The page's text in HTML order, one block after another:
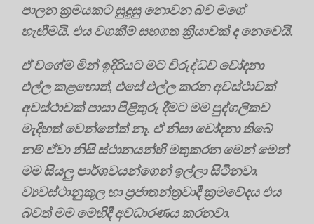
පාලන ක්‍රමයකට සුදුසු නොවන බව මගේ
හැඟීමයි. එය වගකීම් සහගත ක්‍රියාවක් ද නෙවෙයි.
ඒ වගේම මින් ඉදිරියට මට විරුද්ධව චෝදනා
එල්ල කළහොත්, එසේ එල්ල කරන අවස්ථාවක්
අවස්ථාවක් පාසා පිළිතුරු දීමට මම පුද්ගලිකව
මැදිහත් වෙන්නේත් නෑ. ඒ නිසා චෝදනා තිබේ
නම් ඒවා නිසි ස්ථානයන්හි මතුකරන මෙන් මෙන්
මම සියලු පාර්ශවයන්ගෙන් ඉල්ලා සිටිනවා.
ව්‍යවස්ථානුකූල හා ප්‍රජාතන්ත්‍රවාදී ක්‍රමවේදය එය
බවත් මම මෙහිදී අවධාරණය කරනවා.